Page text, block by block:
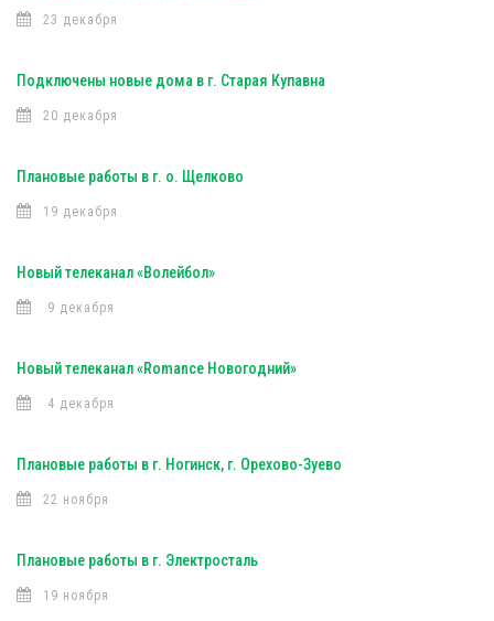
23 декабря
Подключены новые дома в г. Старая Купавна
20 декабря
Плановые работы в г. о. Щелково
19 декабря
Новый телеканал «Волейбол»
9 декабря
Новый телеканал «Romance Новогодний»
4 декабря
Плановые работы в г. Ногинск, г. Орехово-Зуево
22 ноября
Плановые работы в г. Электросталь
19 ноября